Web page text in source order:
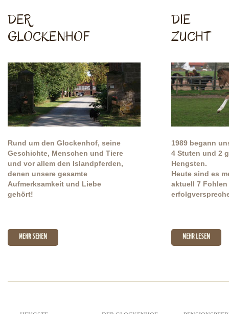
DER
GLOCKENHOF
Rund um den Glockenhof, seine
Geschichte, Menschen und Tiere
und vor allem den Islandpferden,
denen unsere gesamte
Aufmerksamkeit und Liebe
gehört!
MEHR SEHEN
DIE
ZUCHT
1989 begann
4 Stuten und 2
Hengsten.
Heute sind es
aktuell 7
MEHR LESEN